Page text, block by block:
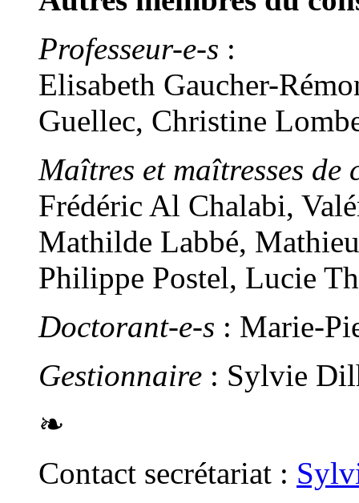
Professeur-e-s :
Elisabeth Gaucher-
Guellec, Christine
Maîtres et maîtresses de
Frédéric Al Chalabi,
Mathilde Labbé,
Philippe Postel, Lucie
Doctorant-e-s : Marie-
Gestionnaire : Sylvie
❧
Contact secrétariat :